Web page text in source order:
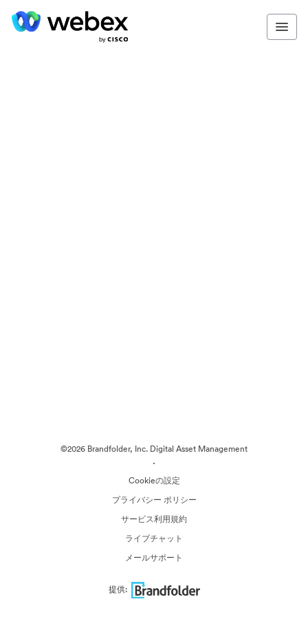
©2026 Brandfolder, Inc. Digital Asset Management
·
Cookieの設定
プライバシー ポリシー
サービス利用規約
ライブチャット
メールサポート
提供: